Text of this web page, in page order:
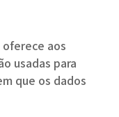
aos
usadas ​​para
que os dados